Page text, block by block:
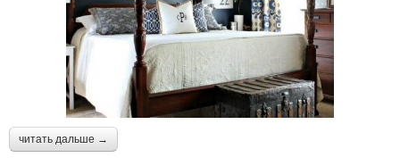
читать дальше →